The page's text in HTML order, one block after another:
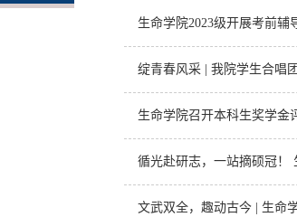
生命学院2023级开展考前辅
绽青春风采 | 我院学生合唱
生命学院召开本科生奖学金
循光赴研志，一站摘硕冠！
文武双全，趣动古今 | 生命